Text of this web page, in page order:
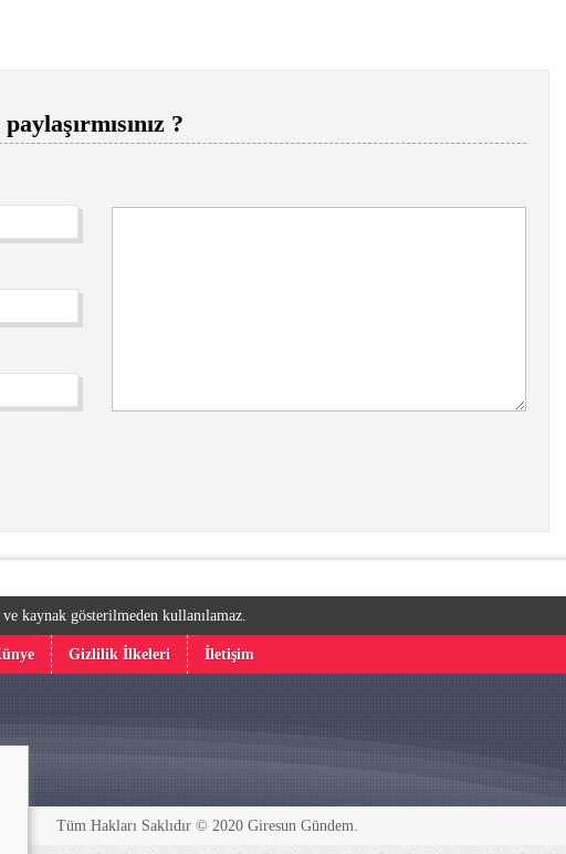
?
kaynak gösterilmeden kullanılamaz.
Gizlilik İlkeleri İletişim
Tüm Hakları Saklıdır © 2020 Giresun Gündem.